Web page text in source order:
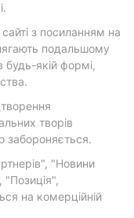
з посиланням на
подальшому
якій формі,
творів
забороняється.
"Новини
"Позиція",
на комерційній